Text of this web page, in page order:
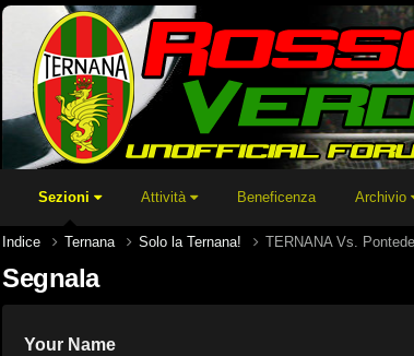
Sezioni Attività Beneficenza Archivio
Indice Ternana Solo la Ternana! TERNANA Vs.
Segnala
Your Name